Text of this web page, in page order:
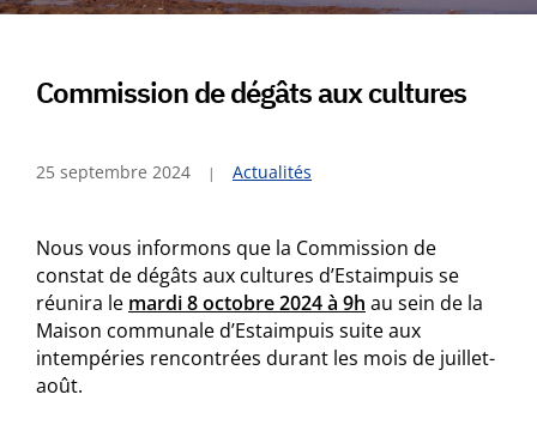
Commission de dégâts aux cultures
25 septembre 2024 Actualités
Nous vous informons que la Commission de
constat de dégâts aux cultures d’Estaimpuis se
réunira le mardi 8 octobre 2024 à 9h au sein de la
Maison communale d’Estaimpuis suite aux
intempéries rencontrées durant les mois de juillet-
août.